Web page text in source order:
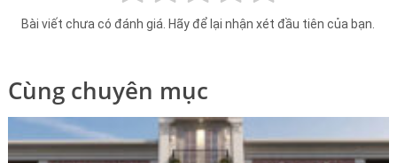
Bài viết chưa có đánh giá. Hãy để lại nhận xét đầu tiên của bạn.
Cùng chuyên mục